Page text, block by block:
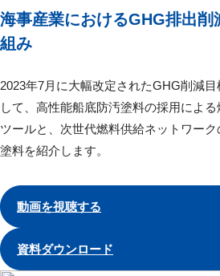
海事産業におけるGHG排出削
組み
2023年7月に大幅改定されたGHG削減
して、高性能船底防汚塗料の採用によ
ツールと、次世代燃料供給ネットワー
塗料を紹介します。
動画を視聴する
資料ダウンロード